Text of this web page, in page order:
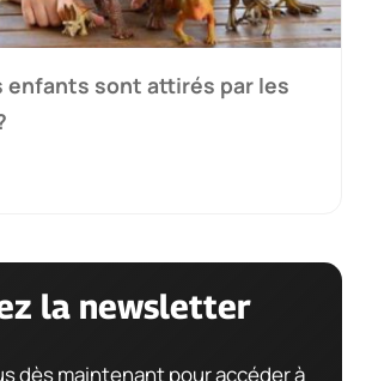
enfants sont attirés par les
la newsletter
dès maintenant pour accéder à